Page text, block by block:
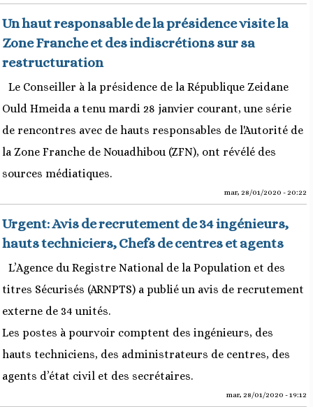
Un haut responsable de la présidence visite la
Zone Franche et des indiscrétions sur sa
restructuration
Le Conseiller à la présidence de la République Zeidane
Ould Hmeida a tenu mardi 28 janvier courant, une série
de rencontres avec de hauts responsables de l'Autorité de
la Zone Franche de Nouadhibou (ZFN), ont révélé des
sources médiatiques.
mar, 28/01/2020 - 20:22
Urgent: Avis de recrutement de 34 ingénieurs,
hauts techniciers, Chefs de centres et agents
L’Agence du Registre National de la Population et des
titres Sécurisés (ARNPTS) a publié un avis de recrutement
externe de 34 unités.
Les postes à pourvoir comptent des ingénieurs, des
hauts techniciens, des administrateurs de centres, des
agents d’état civil et des secrétaires.
mar, 28/01/2020 - 19:12